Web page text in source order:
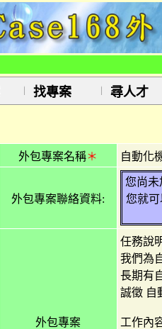
找專案 尋人才
外包專案名稱＊ 自動化
外包專案聯絡資料:
您尚未
您就
外包專案
任務說
我們為
長期有
誠徵 自
工作內